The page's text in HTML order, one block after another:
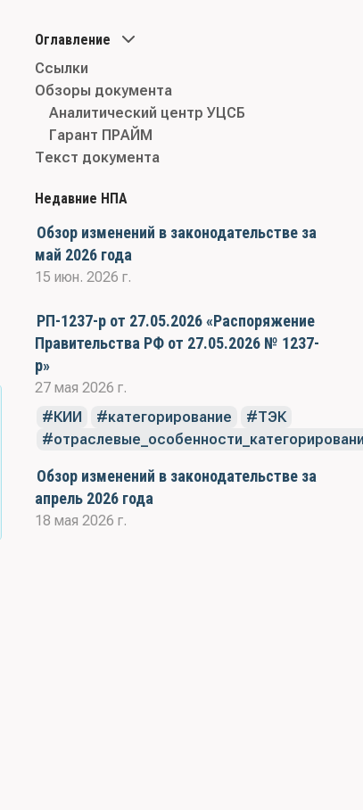
Оглавление
Ссылки
Обзоры документа
Аналитический центр УЦСБ
Гарант ПРАЙМ
Текст документа
Недавние НПА
Обзор изменений в законодательстве за
май 2026 года
15 июн. 2026 г.
РП-1237-р от 27.05.2026 «Распоряжение
Правительства РФ от 27.05.2026 № 1237-
р»
27 мая 2026 г.
КИИ
категорирование
ТЭК
Обзор изменений в законодательстве за
апрель 2026 года
18 мая 2026 г.